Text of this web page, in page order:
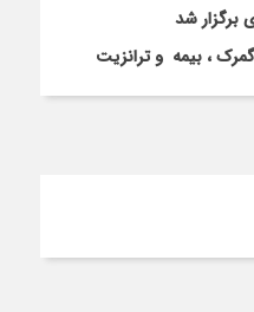
شد
، بیمه و ترانزیت